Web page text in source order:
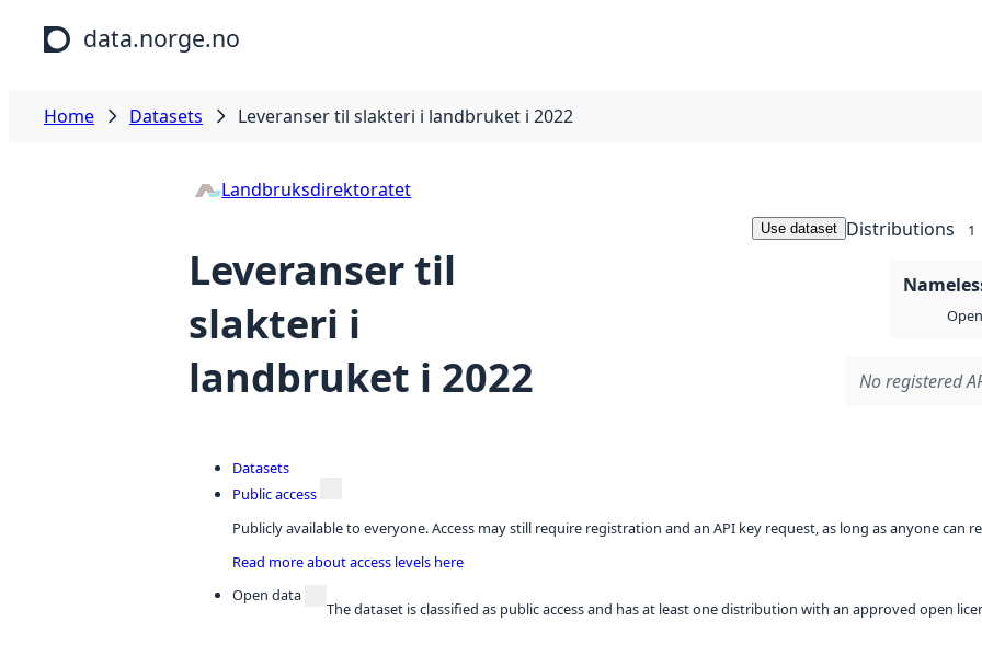
Skip to main content
data.norge.no
Home Datasets Leveranser til slakteri i landbruket i 2022
Landbruksdirektoratet
Leveranser til
slakteri i
landbruket i 2022
Use dataset Distributions 1
No registered
Datasets
Public access
Publicly available to everyone. Access may still require registration and an API key request, as long as anyone can
Read more about access levels here
Open data
The dataset is classified as public access and has at least one distribution with an approved open